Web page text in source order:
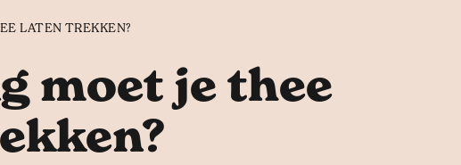
LATEN TREKKEN?
moet je thee